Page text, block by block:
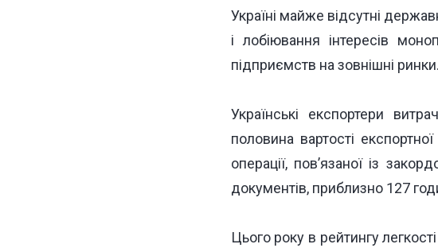
Україні майже відсутні
і лобіювання інтересів
підприємств на зовнішні ринки.
Українські експортери
половина вартості
операції, пов’язаної із
документів, приблизно 127
Цього року в рейтингу